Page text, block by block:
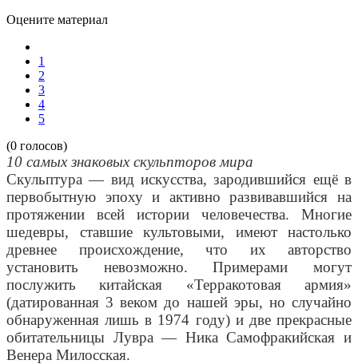
Оцените материал
1
2
3
4
5
(0 голосов)
10 самых знаковых скульпторов мира
Скульптура — вид искусства, зародившийся ещё в
первобытную эпоху и активно развивавшийся на
протяжении всей истории человечества. Многие
шедевры, ставшие культовыми, имеют настолько
древнее происхождение, что их авторство
установить невозможно. Примерами могут
послужить китайская «Терракотовая армия»
(датированная 3 веком до нашей эры, но случайно
обнаруженная лишь в 1974 году) и две прекрасные
обитательницы Лувра — Ника Самофракийская и
Венера Милосская.